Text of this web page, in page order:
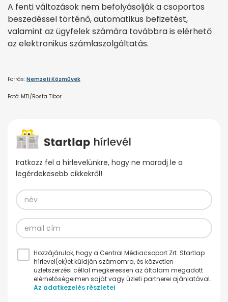
A fenti változások nem befolyásolják a csoportos
beszedéssel történő, automatikus befizetést,
valamint az ügyfelek számára továbbra is elérhető
az elektronikus számlaszolgáltatás.
Forrás: Nemzeti Közművek
Fotó: MTI/Rosta Tibor
Iratkozz fel a hírlevelünkre, hogy ne maradj le a
legérdekesebb cikkekről!
Hozzájárulok, hogy a Central Médiacsoport Zrt. Startlap
hírlevel(ek)et küldjön számomra, és közvetlen
üzletszerzési céllal megkeressen az általam megadott
elérhetőségeimen saját vagy üzleti partnerei ajánlatával.
Az adatkezelés részletei